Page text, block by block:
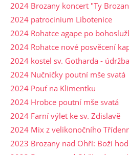
2024 Brozany koncert "Ty
2024 patrocinium Libotenice
2024 Rohatce agape po
2024 Rohatce nové posvěcení
2024 kostel sv. Gotharda - údržba
2024 Nučničky poutní mše svatá
2024 Pouť na Klimentku
2024 Hrobce poutní mše svatá
2024 Farní výlet ke sv. Zdislavě
2024 Mix z velikonočního
2023 Brozany nad Ohří: Boží